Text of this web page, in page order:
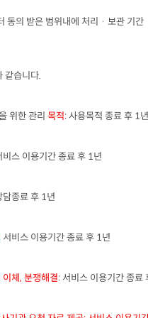
동의 받은 범위내에 처리 · 보관 기간
같습니다.
위한 관리 목적: 사용목적 종료 후 1년
비스 이용기간 종료 후 1년
담종료 후 1년
서비스 이용기간 종료 후 1년
체, 분쟁해결: 서비스 이용기간 종료